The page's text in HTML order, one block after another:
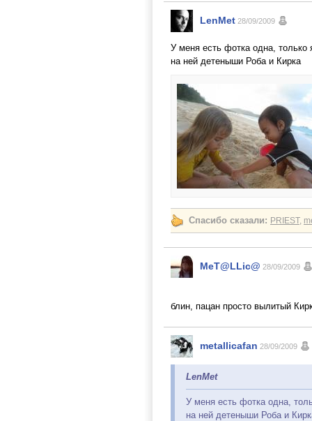
LenMet 28/09/2009
У меня есть фотка одна, только
на ней детеныши Роба и Кирка
Спасибо сказали: PRIEST,
MeT@LLic@ 28/09/2009
блин, пацан просто вылитый
metallicafan 28/09/2009
LenMet
У меня есть фотка одна,
на ней детеныши Роба и